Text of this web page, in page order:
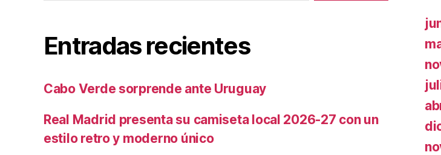
Entradas recientes
Cabo Verde sorprende ante Uruguay
Real Madrid presenta su camiseta local 2026-27 con un
estilo retro y moderno único